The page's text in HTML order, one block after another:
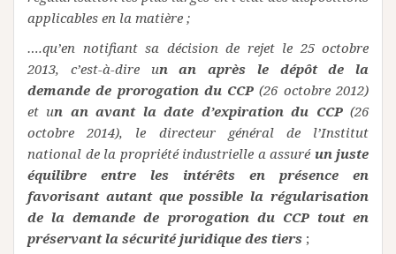
applicables en la matière ;
….qu’en notifiant sa décision de rejet le 25 octobre
2013, c’est-à-dire un an après le dépôt de la
demande de prorogation du CCP(26 octobre 2012)
et un an avant la date d’expiration du CCP(26
octobre 2014), le directeur général de l’Institut
national de la propriété industrielle a assuré un juste
équilibre entre les intérêts en présence en
favorisant autant que possible la régularisation
de la demande de prorogation du CCP tout en
préservant la sécurité juridique des tiers ;